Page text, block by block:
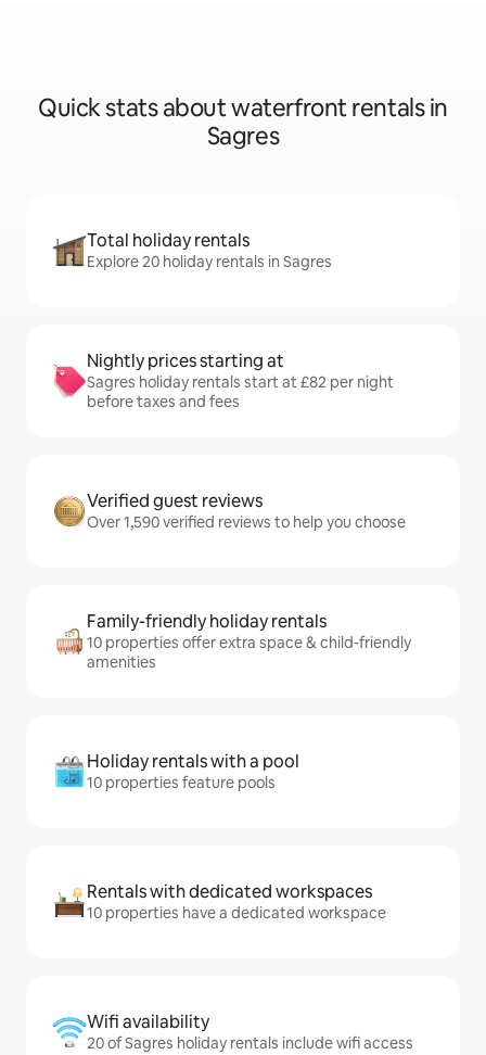
Quick stats about waterfront rentals in
Sagres
Total holiday rentals
Explore 20 holiday rentals in Sagres
Nightly prices starting at
Sagres holiday rentals start at £82 per night
before taxes and fees
Verified guest reviews
Over 1,590 verified reviews to help you choose
Family-friendly holiday rentals
10 properties offer extra space & child-friendly
amenities
Holiday rentals with a pool
10 properties feature pools
Rentals with dedicated workspaces
10 properties have a dedicated workspace
Wifi availability
20 of Sagres holiday rentals include wifi access